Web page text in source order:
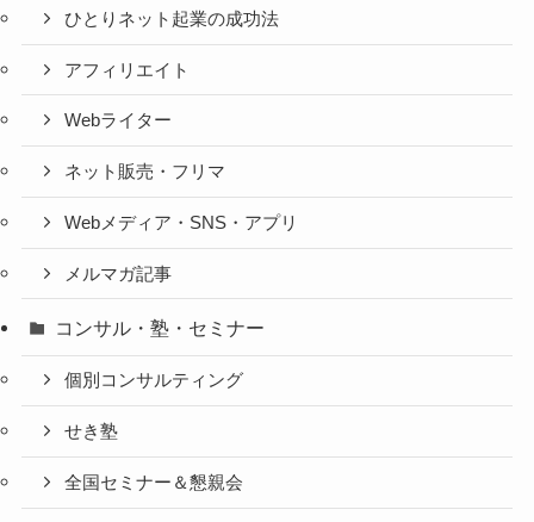
ひとりネット起業の成功法
アフィリエイト
Webライター
ネット販売・フリマ
Webメディア・SNS・アプリ
メルマガ記事
コンサル・塾・セミナー
個別コンサルティング
せき塾
全国セミナー＆懇親会